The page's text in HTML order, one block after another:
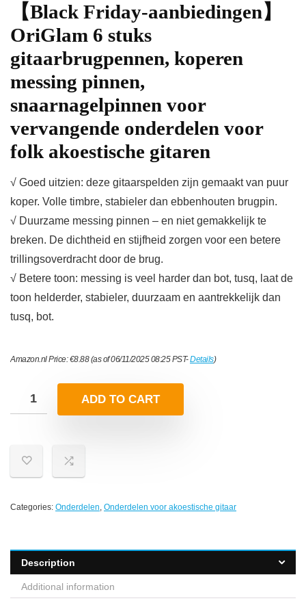
【Black Friday-aanbiedingen】
OriGlam 6 stuks
gitaarbrugpennen, koperen
messing pinnen,
snaarnagelpinnen voor
vervangende onderdelen voor
folk akoestische gitaren
√ Goed uitzien: deze gitaarspelden zijn gemaakt van puur
koper. Volle timbre, stabieler dan ebbenhouten brugpin.
√ Duurzame messing pinnen – en niet gemakkelijk te
breken. De dichtheid en stijfheid zorgen voor een betere
trillingsoverdracht door de brug.
√ Betere toon: messing is veel harder dan bot, tusq, laat de
toon helderder, stabieler, duurzaam en aantrekkelijk dan
tusq, bot.
Amazon.nl Price:€8.88(as of 06/11/2025 08:25 PST-Details)
ADD TO CART
Categories: Onderdelen, Onderdelen voor akoestische gitaar
Description
Additional information